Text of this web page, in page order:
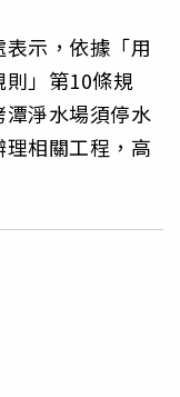
示，依據「用
則」第10條規
淨水場須停水
相關工程，高